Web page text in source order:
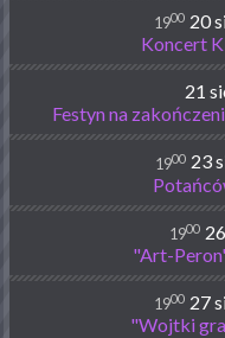
1900 20
Koncert
21
Festyn na
1900 23
1900
"Art-
1900 27
"Wojtki